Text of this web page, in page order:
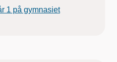
1 på gymnasiet